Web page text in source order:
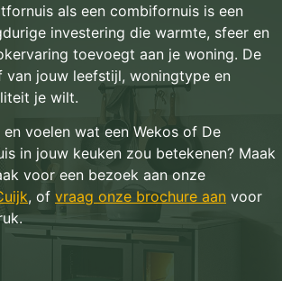
als een combifornuis is een
investering die warmte, sfeer en
toevoegt aan je woning. De
van jouw leefstijl, woningtype en
je wilt.
voelen wat een Wekos of De
in jouw keuken zou betekenen? Maak
voor een bezoek aan onze
, of vraag onze brochure aan voor